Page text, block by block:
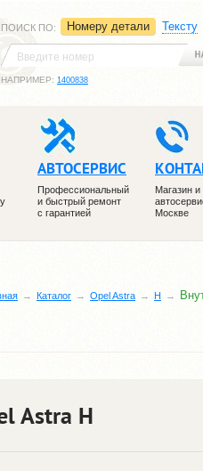
ПОИСК ПО: Номеру детали Тексту
НАПРИМЕР: 1400838
АВТОСЕРВИС
Профессиональный
и быстрый ремонт
с гарантией
Магазин и
Москве
Каталог Opel Astra H
Astra H